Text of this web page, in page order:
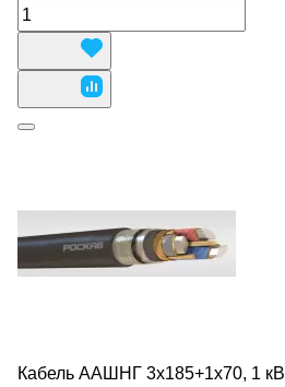
Кабель ААШНГ 3х185+1х70, 1 кВ